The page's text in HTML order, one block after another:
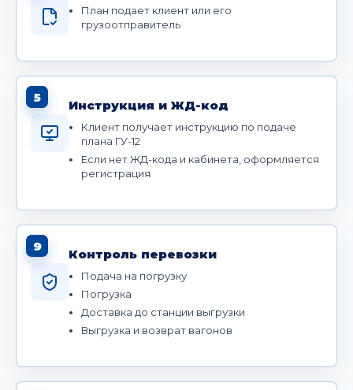
План подает клиент или его
грузоотправитель
5
Инструкция и ЖД-код
Клиент получает инструкцию по подаче
плана ГУ-12
Если нет ЖД-кода и кабинета, оформляется
регистрация
9
Контроль перевозки
Подача на погрузку
Погрузка
Доставка до станции выгрузки
Выгрузка и возврат вагонов